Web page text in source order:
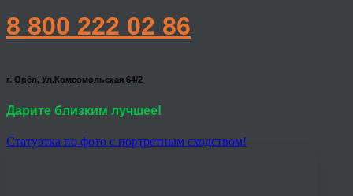
8 800 222 02 86
г. Орёл, Ул.Комсомольская 64/2
Дарите близким лучшее!
Статуэтка по фото с портретным сходством!